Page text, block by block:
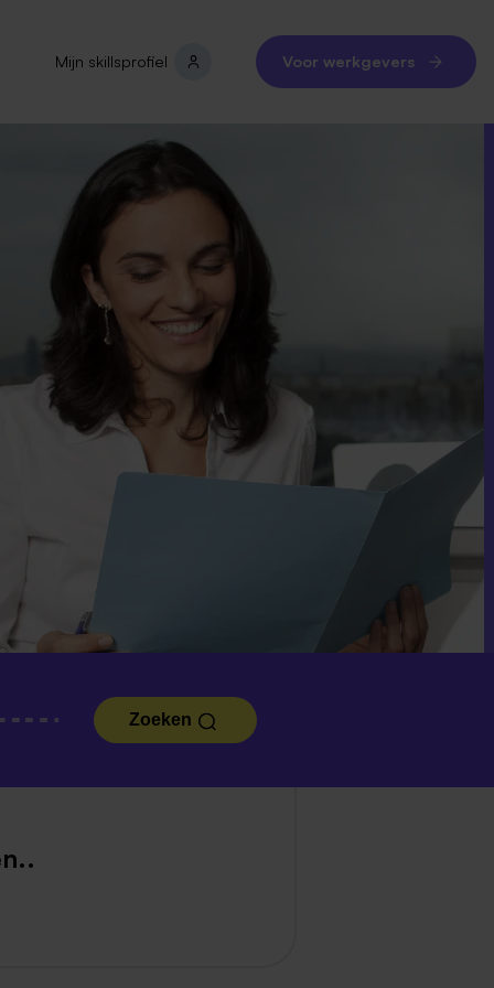
Mijn skillsprofiel Voor werkgevers
Zoeken